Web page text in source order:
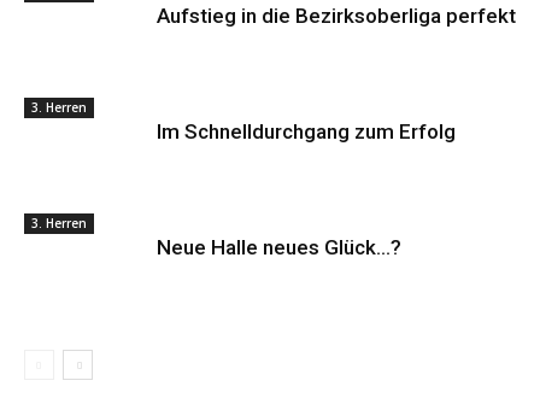
Aufstieg in die Bezirksoberliga perfekt
3. Herren
Im Schnelldurchgang zum Erfolg
3. Herren
Neue Halle neues Glück…?